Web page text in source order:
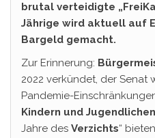
brutal verteidigte
Jährige wird aktuell auf
Bargeld gemacht.
Zur Erinnerung:
2022 verkündet, der Senat
Pandemie-
Kindern und Jugendlichen
Jahre des Verzichts“